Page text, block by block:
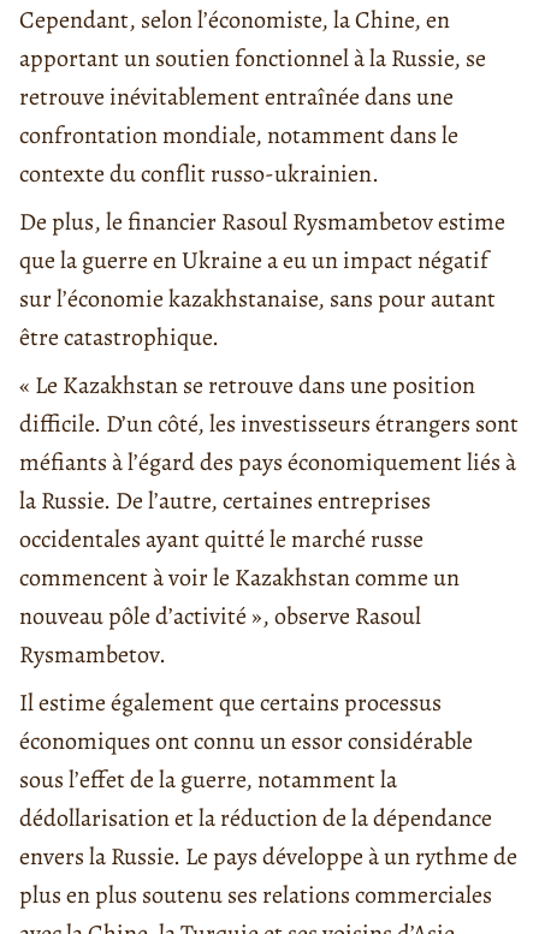
Cependant, selon l’économiste, la Chine, en
apportant un soutien fonctionnel à la Russie, se
retrouve inévitablement entraînée dans une
confrontation mondiale, notamment dans le
contexte du conflit russo-ukrainien.
De plus, le financier Rasoul Rysmambetov estime
que la guerre en Ukraine a eu un impact négatif
sur l’économie kazakhstanaise, sans pour autant
être catastrophique.
« Le Kazakhstan se retrouve dans une position
difficile. D’un côté, les investisseurs étrangers sont
méfiants à l’égard des pays économiquement liés à
la Russie. De l’autre, certaines entreprises
occidentales ayant quitté le marché russe
commencent à voir le Kazakhstan comme un
nouveau pôle d’activité », observe Rasoul
Rysmambetov.
Il estime également que certains processus
économiques ont connu un essor considérable
sous l’effet de la guerre, notamment la
dédollarisation et la réduction de la dépendance
envers la Russie. Le pays développe à un rythme de
plus en plus soutenu ses relations commerciales